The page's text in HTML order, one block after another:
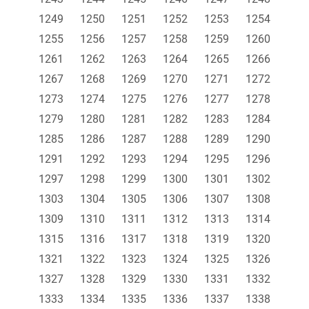
1249
1250 1251 1252 1253
1254
1255
1256 1257 1258 1259
1260
1261
1262 1263 1264 1265
1266
1267
1268 1269 1270 1271
1272
1273
1274 1275 1276 1277
1278
1279
1280 1281 1282 1283
1284
1285
1286 1287 1288 1289
1290
1291
1292 1293 1294 1295
1296
1297
1298 1299 1300 1301
1302
1303
1304 1305 1306 1307
1308
1309
1310 1311 1312 1313
1314
1315
1316 1317 1318 1319
1320
1321
1322 1323 1324 1325
1326
1327
1328 1329 1330 1331
1332
1333
1334 1335 1336 1337 1338